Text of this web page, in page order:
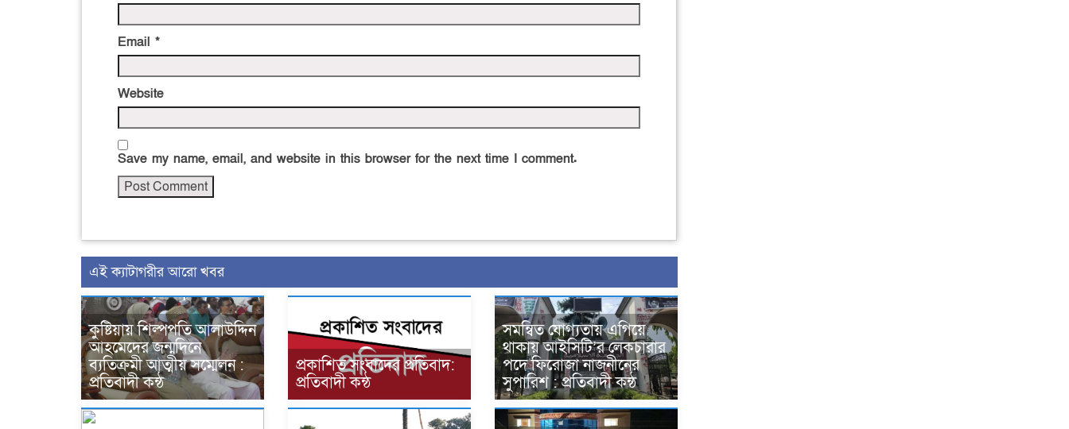
Email *
Website
Save my name, email, and website in this browser for the next time I comment.
এই ক্যাটাগরীর আরো খবর
কুষ্টিয়ায় শিল্পপতি আলাউদ্দিন
আহমেদের জন্মদিনে
ব্যতিক্রমী আত্মীয় সম্মেলন :
প্রতিবাদী কন্ঠ
প্রকাশিত সংবাদের প্রতিবাদ:
প্রতিবাদী কন্ঠ
সমন্বিত যোগ্যতায় এগিয়ে
থাকায় আইসিটি’র লেকচারার
পদে ফিরোজা নাজনীনের
সুপারিশ : প্রতিবাদী কন্ঠ